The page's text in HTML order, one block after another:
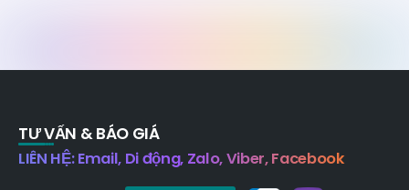
TƯ VẤN & BÁO GIÁ
LIÊN HỆ: Email, Di động, Zalo, Viber, Facebook